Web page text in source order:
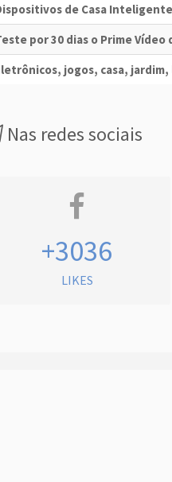
de Casa
por 30 dias o Prime Vídeo
jogos, casa, jardim,
Nas redes sociais
+3036
LIKES